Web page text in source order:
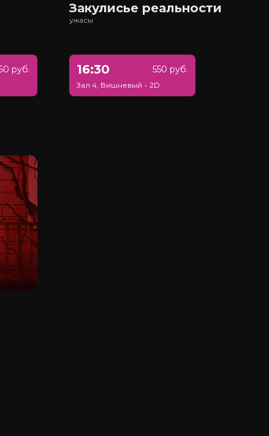
руб.
Закулисье реальности
ужасы
16:30 550 руб.
Зал 4, Вишневый • 2D